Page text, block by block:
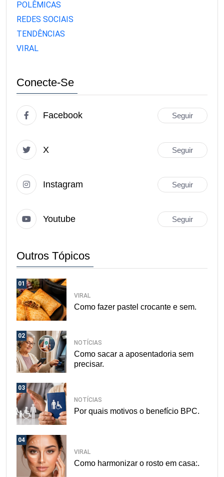
POLÊMICAS
REDES SOCIAIS
TENDÊNCIAS
VIRAL
Conecte-Se
Facebook Seguir
X Seguir
Instagram Seguir
Youtube Seguir
Outros Tópicos
01
VIRAL
Como fazer pastel crocante e sem.
02
NOTÍCIAS
Como sacar a aposentadoria sem
precisar.
03
NOTÍCIAS
Por quais motivos o benefício BPC.
04
VIRAL
Como harmonizar o rosto em casa:.